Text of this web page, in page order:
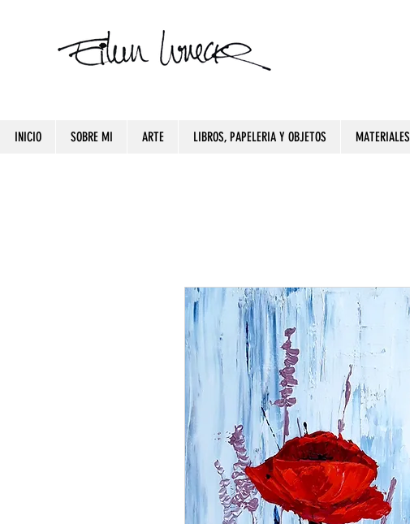
INICIO SOBRE MI ARTE LIBROS, PAPELERIA Y OBJETOS